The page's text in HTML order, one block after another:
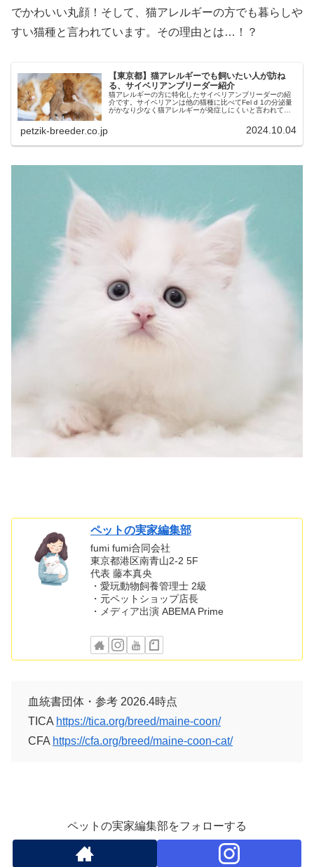
でかわいい丸顔！そして、猫アレルギーの方でも暮らしや
すい猫種と言われています。その理由とは…！？
【東京都】猫アレルギーでも飼いたい人が訪ね
る、サイベリアンブリーダー紹介
猫アレルギーの方に特化したサイベリアンブリーダーの紹
介です。サイベリアンは他の猫種に比べてFel d 1の分泌量
がかなり少なく猫アレルギーが発症しにくいと言われてい
く、おおらかで懐っこい性格の持ち主です。
petzik-breeder.co.jp 2024.10.04
ペットの実家編集部
fumi fumi合同会社
東京都港区南青山2-2 5F
代表 藤本真央
・愛玩動物飼養管理士 2級
・元ペットショップ店長
・メディア出演 ABEMA Prime
血統書団体・参考 2026.4時点
TICA https://tica.org/breed/maine-coon/
CFA https://cfa.org/breed/maine-coon-cat/
ペットの実家編集部をフォローする